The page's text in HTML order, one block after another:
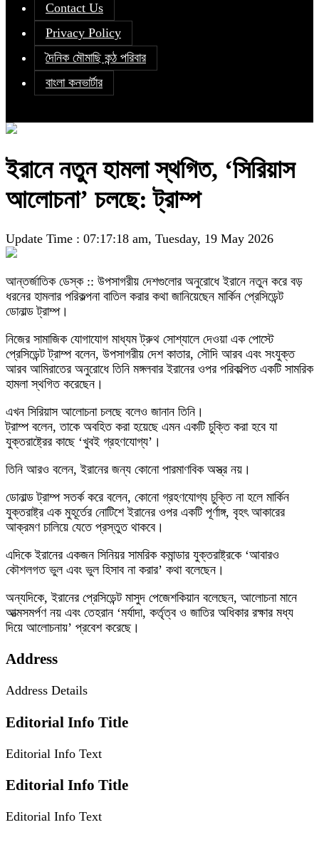
Contact Us
Privacy Policy
দৈনিক মৌমাছি কন্ঠ পরিবার
বাংলা কনভার্টার
ইরানে নতুন হামলা স্থগিত, ‘সিরিয়াস
আলোচনা’ চলছে: ট্রাম্প
Update Time : 07:17:18 am, Tuesday, 19 May 2026
আন্তর্জাতিক ডেস্ক :: উপসাগরীয় দেশগুলোর অনুরোধে ইরানে নতুন করে বড়
ধরনের হামলার পরিকল্পনা বাতিল করার কথা জানিয়েছেন মার্কিন প্রেসিডেন্ট
ডোনাল্ড ট্রাম্প।
নিজের সামাজিক যোগাযোগ মাধ্যম ট্রুথ সোশ্যালে দেওয়া এক পোস্টে
প্রেসিডেন্ট ট্রাম্প বলেন, উপসাগরীয় দেশ কাতার, সৌদি আরব এবং সংযুক্ত
আরব আমিরাতের অনুরোধে তিনি মঙ্গলবার ইরানের ওপর পরিকল্পিত একটি সামরিক
হামলা স্থগিত করেছেন।
এখন সিরিয়াস আলোচনা চলছে বলেও জানান তিনি।
ট্রাম্প বলেন, তাকে অবহিত করা হয়েছে এমন একটি চুক্তি করা হবে যা
যুক্তরাষ্ট্রের কাছে ‘খুবই গ্রহণযোগ্য’।
তিনি আরও বলেন, ইরানের জন্য কোনো পারমাণবিক অস্ত্র নয়।
ডোনাল্ড ট্রাম্প সতর্ক করে বলেন, কোনো গ্রহণযোগ্য চুক্তি না হলে মার্কিন
যুক্তরাষ্ট্র এক মুহূর্তের নোটিশে ইরানের ওপর একটি পূর্ণাঙ্গ, বৃহৎ আকারের
আক্রমণ চালিয়ে যেতে প্রস্তুত থাকবে।
এদিকে ইরানের একজন সিনিয়র সামরিক কমান্ডার যুক্তরাষ্ট্রকে ‘আবারও
কৌশলগত ভুল এবং ভুল হিসাব না করার’ কথা বলেছেন।
অন্যদিকে, ইরানের প্রেসিডেন্ট মাসুদ পেজেশকিয়ান বলেছেন, আলোচনা মানে
আত্মসমর্পণ নয় এবং তেহরান ‘মর্যাদা, কর্তৃত্ব ও জাতির অধিকার রক্ষার মধ্য
দিয়ে আলোচনায়’ প্রবেশ করেছে।
Address
Address Details
Editorial Info Title
Editorial Info Text
Editorial Info Title
Editorial Info Text